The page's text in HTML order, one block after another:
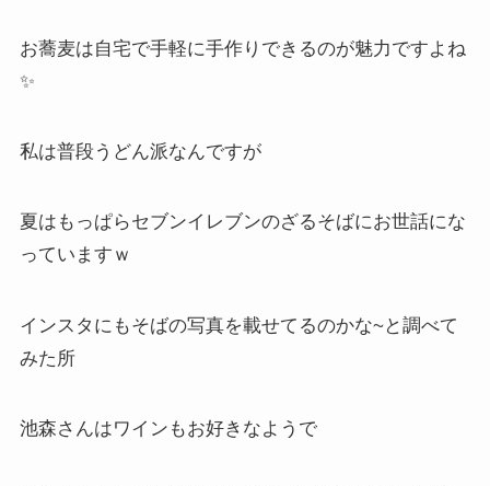
お蕎麦は自宅で手軽に手作りできるのが魅力ですよね
✨
私は普段うどん派なんですが
夏はもっぱらセブンイレブンのざるそばにお世話にな
っていますｗ
インスタにもそばの写真を載せてるのかな~と調べて
みた所
池森さんはワインもお好きなようで